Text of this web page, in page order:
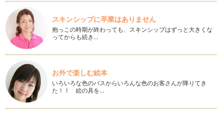
【キッズクッキング】ひなまつり☆
3月3日ひなまつりは、女の子のお節句☆女の子がいるお宅で
は、豊かな成長をお祈りし…
子どもにできるおもてなし「お正月＆バレンタイン」
日本は、古くから移り行く四季を愛すると共に、季節ごとの歳
時・年中行事を大…
【続編】子どもに出来るおもてなしレシピ☆
皆さま、新年明けましておめでとうございます！ いつも読ん
で頂きありがとうございます。201…
スキンシップに卒業はありません
抱っこの時期が終わっても、スキンシップはずっと大きくな
ってからも続き…
お外で楽しむ絵本
いろいろな色のバスからいろんな色のお客さんが降りてき
た！！ 絵の具を…